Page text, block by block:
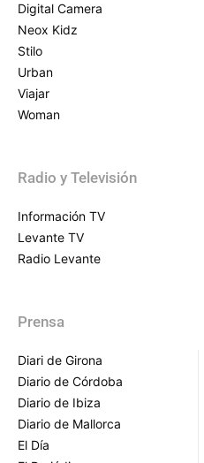
Digital Camera
Neox Kidz
Stilo
Urban
Viajar
Woman
Radio y Televisión
Información TV
Levante TV
Radio Levante
Prensa
Diari de Girona
Diario de Córdoba
Diario de Ibiza
Diario de Mallorca
El Día